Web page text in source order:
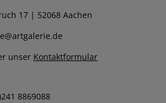
17 | 52068 Aachen
unser Kontaktformular
8869088